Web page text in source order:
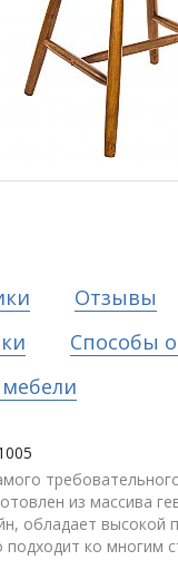
Отзывы
Способы
из массива
обладает высокой
ко многим